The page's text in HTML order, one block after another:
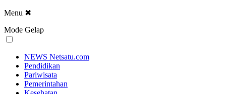
Menu ✖
Mode Gelap
NEWS Netsatu.com
Pendidikan
Pariwisata
Pemerintahan